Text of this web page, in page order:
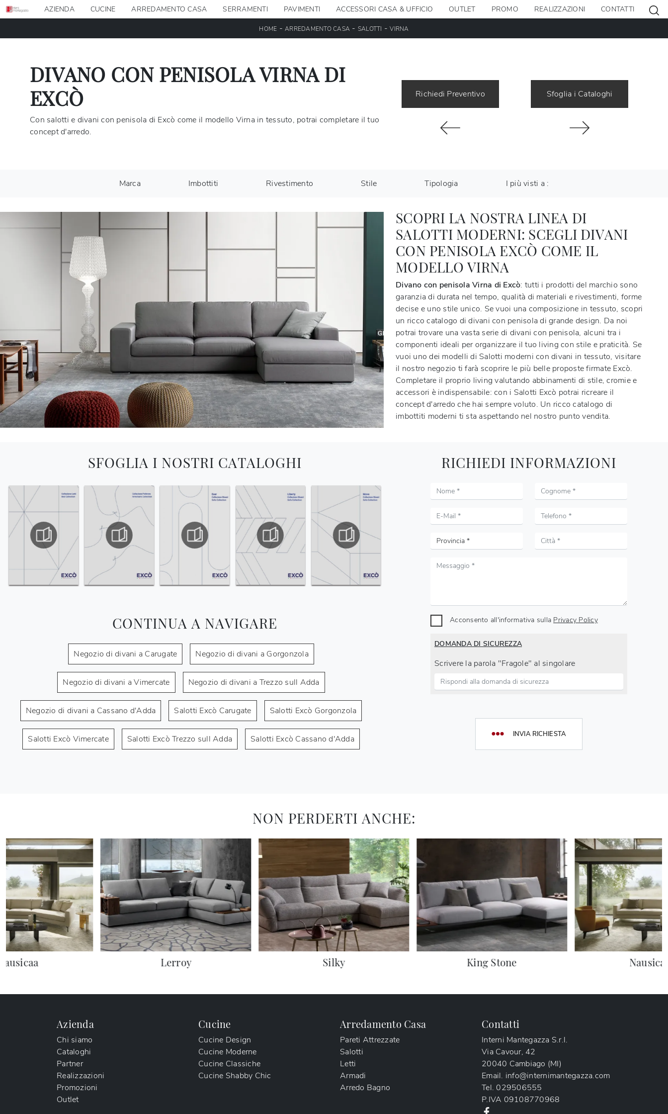
AZIENDA CUCINE ARREDAMENTO CASA SERRAMENTI PAVIMENTI ACCESSORI CASA & UFFICIO OUTLET PROMO REALIZZAZIONI CONTATTI
HOME -ARREDAMENTO CASA - SALOTTI -VIRNA
DIVANO CON PENISOLA VIRNA DI
EXCÒ
Con salotti e divani con penisola di Excò come il modello Virna in tessuto, potrai completare il tuo
concept d'arredo.
Richiedi Preventivo Sfoglia i Cataloghi
Marca Imbottiti Rivestimento Stile Tipologia I più visti a :
SCOPRI LA NOSTRA LINEA DI
SALOTTI MODERNI: SCEGLI DIVANI
CON PENISOLA EXCÒ COME IL
MODELLO VIRNA
Divano con penisola Virna di Excò: tutti i prodotti del marchio sono
garanzia di durata nel tempo, qualità di materiali e rivestimenti, forme
decise e uno stile unico. Se vuoi una composizione in tessuto, scopri
un ricco catalogo di divani con penisola di grande design. Da noi
potrai trovare una vasta serie di divani con penisola, alcuni tra i
componenti ideali per organizzare il tuo living con stile e praticità. Se
vuoi uno dei modelli di Salotti moderni con divani in tessuto, visitare
il nostro negozio ti farà scoprire le più belle proposte firmate Excò.
Completare il proprio living valutando abbinamenti di stile, cromie e
accessori è indispensabile: con i Salotti Excò potrai ricreare il
concept d'arredo che hai sempre voluto. Un ricco catalogo di
imbottiti moderni ti sta aspettando nel nostro punto vendita.
SFOGLIA I NOSTRI CATALOGHI
CONTINUA A NAVIGARE
Negozio di divani a Carugate Negozio di divani a Gorgonzola
Negozio di divani a Vimercate Negozio di divani a Trezzo sull Adda
Negozio di divani a Cassano d'Adda Salotti Excò Carugate Salotti Excò Gorgonzola
Salotti Excò Vimercate Salotti Excò Trezzo sull Adda Salotti Excò Cassano d'Adda
RICHIEDI INFORMAZIONI
Acconsento all'informativa sulla Privacy Policy
DOMANDA DI SICUREZZA
Scrivere la parola "Fragole" al singolare
INVIA RICHIESTA
NON PERDERTI ANCHE:
Lerroy Silky King Stone
Azienda
Chi siamo
Cataloghi
Partner
Realizzazioni
Promozioni
Outlet
Cucine
Cucine Design
Cucine Moderne
Cucine Classiche
Cucine Shabby Chic
Arredamento Casa
Pareti Attrezzate
Salotti
Letti
Armadi
Arredo Bagno
Contatti
Interni Mantegazza S.r.l.
Via Cavour, 42
20040 Cambiago (MI)
Email. info@internimantegazza.com
Tel. 029506555
P.IVA 09108770968